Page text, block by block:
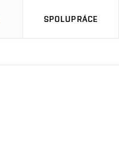
SPOLUPRÁCE